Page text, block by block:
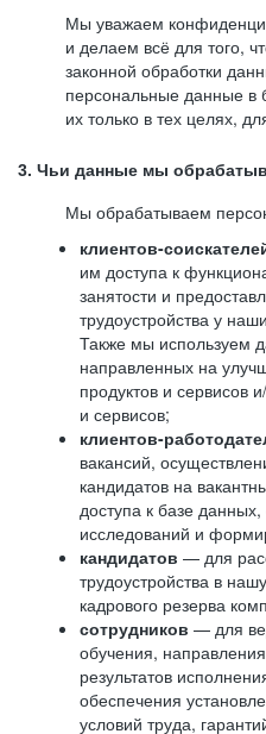
Мы уважаем
и делаем всё для того,
законной обработки
персональные данные в
их только в тех целях,
3. Чьи данные мы
Мы обрабатываем
клиентов-
им доступа к
занятости и
трудоустройства у
Также мы используем
направленных на
продуктов и сервисов
и сервисов;
клиентов-
вакансий,
кандидатов на
доступа к базе
исследований и
кандидатов — для
трудоустройства в
кадрового резерва
сотрудников — для
обучения,
результатов
обеспечения
условий труда,